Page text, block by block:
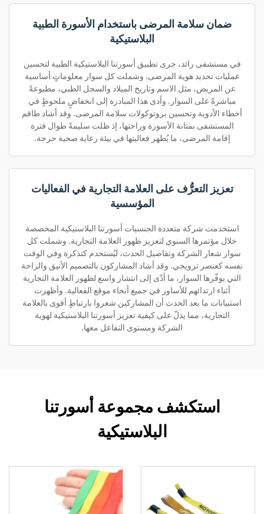
ضمان سلامة المرضى باستخدام الأسورة الطبية
البلاستيكية
في مستشفى رائد، جرى تطبيق أسورتنا البلاستيكية الطبية لتحسين
عمليات تحديد هوية المرضى. وشملت كل سوار معلوماتٍ أساسية
عن المريض، مثل الاسم وتاريخ الميلاد والسجل الطبي، مطبوعةً
مباشرةً على السوار. وأدى هذا المبادرة إلى انخفاضٍ ملحوظٍ في
أخطاء الأدوية وتحسين بروتوكولات سلامة المرضى. وقد أشاد طاقم
المستشفى بمتانة الأسورة وراحتها، إذ ظلت سليمةً طوال فترة
إقامة المرضى، ما يُظهر فعاليتها في بيئة رعاية صحية حرجة.
تعزيز التعرُّف على العلامة التجارية في الفعاليات
المؤسسية
استخدمت شركة متعددة الجنسيات أسورتنا البلاستيكية المخصصة
خلال مؤتمرها السنوي لتعزيز ظهور العلامة التجارية. وشملت كل
سوار شعار الشركة وتفاصيل الحدث، ليُستخدم كتذكرة وفي الوقت
نفسه كعنصر ترويجي. وقد أشاد المشاركون بالتصميم الأنيق والراحة
التي يوفّرها السوار، ما أدّى إلى انتشار واسع لظهور العلامة التجارية
أثناء ارتدائهم للأساور في جميع أنحاء موقع الفعالية. وأظهرت
استبيانات ما بعد الحدث أن المشاركين شعروا بارتباطٍ أقوى بالعلامة
التجارية، مما يدلّ على كيفية تعزيز أسورتنا البلاستيكية لهوية
الشركة ومستوى التفاعل معها.
استكشف مجموعة أسورتنا
البلاستيكية